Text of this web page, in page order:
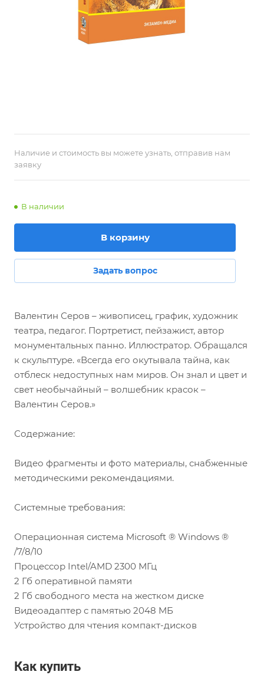
Наличие и стоимость вы можете узнать, отправив нам
заявку
В наличии
В корзину
Задать вопрос
Валентин Серов – живописец, график, художник
театра, педагог. Портретист, пейзажист, автор
монументальных панно. Иллюстратор. Обращался
к скульптуре. «Всегда его окутывала тайна, как
отблеск недоступных нам миров. Он знал и цвет и
свет необычайный – волшебник красок –
Валентин Серов.»
Содержание:
Видео фрагменты и фото материалы, снабженные
методическими рекомендациями.
Системные требования:
Операционная система Microsoft ® Windows ®
/7/8/10
Процессор Intel/AMD 2300 МГц
2 Гб оперативной памяти
2 Гб свободного места на жестком диске
Видеоадаптер с памятью 2048 MБ
Устройство для чтения компакт-дисков
Как купить